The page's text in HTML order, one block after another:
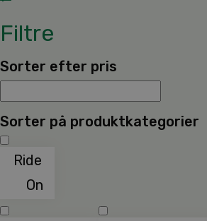
Filtre
Sorter efter pris
Sorter på produktkategorier
Ride
On